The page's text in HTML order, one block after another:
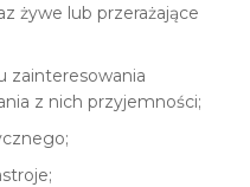
żywe lub przerażające
zainteresowania
z nich przyjemności;